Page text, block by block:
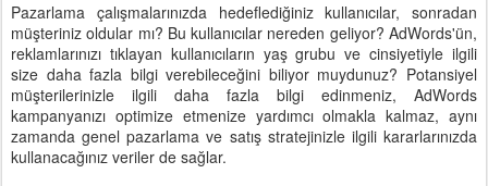
Pazarlama çalışmalarınızda hedeflediğiniz kullanıcılar, sonradan
müşteriniz oldular mı? Bu kullanıcılar nereden geliyor? AdWords'ün,
reklamlarınızı tıklayan kullanıcıların yaş grubu ve cinsiyetiyle ilgili
size daha fazla bilgi verebileceğini biliyor muydunuz? Potansiyel
müşterilerinizle ilgili daha fazla bilgi edinmeniz, AdWords
kampanyanızı optimize etmenize yardımcı olmakla kalmaz, aynı
zamanda genel pazarlama ve satış stratejinizle ilgili kararlarınızda
kullanacağınız veriler de sağlar.